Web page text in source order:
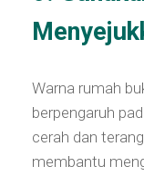
Warna rumah
berpengaruh
cerah dan
membantu